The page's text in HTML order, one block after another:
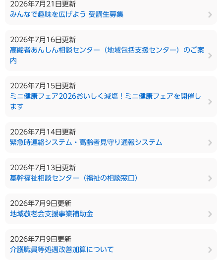
2026年7月21日更新
みんなで趣味を広げよう 受講生募集
2026年7月16日更新
高齢者あんしん相談センター（地域包括支援センター）のご案
内
2026年7月15日更新
ミニ健康フェア2026おいしく減塩！ミニ健康フェアを開催し
ます
2026年7月14日更新
緊急時連絡システム・高齢者見守り通報システム
2026年7月13日更新
基幹福祉相談センター（福祉の相談窓口）
2026年7月9日更新
地域敬老会支援事業補助金
2026年7月9日更新
介護職員等処遇改善加算について